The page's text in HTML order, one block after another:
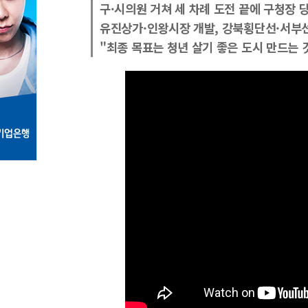
구·시의원 거쳐 세 차례 도전 끝에 구청장
유진상가·인왕시장 개발, 강북횡단선·서부
"최종 목표는 청년 살기 좋은 도시 만드는